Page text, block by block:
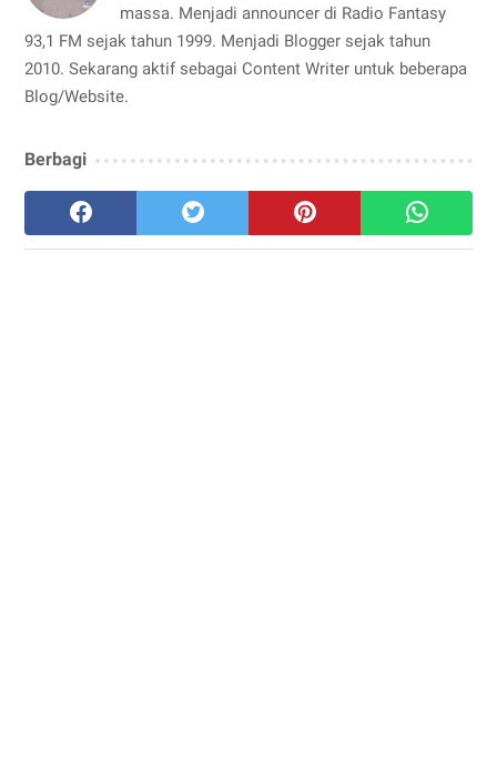
massa. Menjadi announcer di Radio Fantasy
93,1 FM sejak tahun 1999. Menjadi Blogger sejak tahun
2010. Sekarang aktif sebagai Content Writer untuk beberapa
Blog/Website.
Berbagi